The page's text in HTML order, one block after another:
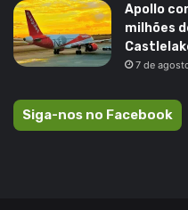
Apollo
milhões
7 de
Siga-nos no Facebook